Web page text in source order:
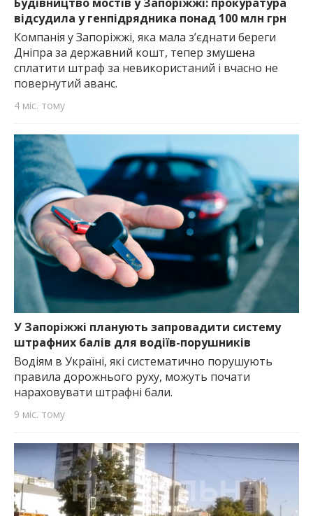
відсудила у генпідрядника понад 100 млн грн
Компанія у Запоріжжі, яка мала з’єднати береги
Дніпра за державний кошт, тепер змушена
сплатити штраф за невикористаний і вчасно не
повернутий аванс.
4 міс. тому
У Запоріжжі планують запровадити систему
штрафних балів для водіїв-порушників
Водіям в Україні, які систематично порушують
правила дорожнього руху, можуть почати
нараховувати штрафні бали.
9 міс. тому